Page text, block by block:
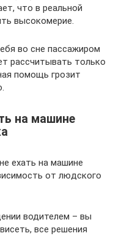
что в реальной
высокомерие.
во сне пассажиром
рассчитывать только
помощь грозит
на машине
ехать на машине
от людского
водителем – вы
все решения